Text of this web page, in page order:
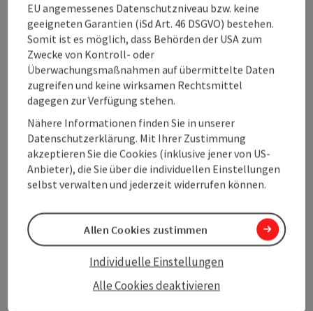
Durch die Fusion zum Tourismusverband Hausruckwald sind
im Gründungsjahr wichtige strukturelle Aufgaben zu
bewältigen. Langfristiges Ziel ist es, den Tourismusverband
Hausruckwald in der Region als Servicestelle und wichtigen
Institutionen zu etablieren. Ab August 2020 verfügt der
Verband über den ersten E-Coach, der die Betriebe bei Fragen
zu digitalen Themen unterstützen wird. Das E-Meldewesen
wird in allen Gemeinden umgesetzt und soll sowohl für die
Betriebe als auch für die Verwaltungsbehörden eine
Persönlich ist es Elias Gavino-Schlager ein Anliegen,
dem Tourismus in der Region einen höheren Stellenwert zu
geben. Die Einheimischen sollen erfahren hinter welchen
Veranstaltungen, Initiativen und Projekten der
Tourismusverband steckt. Das Bewusstsein für den
EU angemessenes Datenschutzniveau bzw. keine
geeigneten Garantien (iSd Art. 46 DSGVO) bestehen.
Somit ist es möglich, dass Behörden der USA zum
Zwecke von Kontroll- oder
Überwachungsmaßnahmen auf übermittelte Daten
zugreifen und keine wirksamen Rechtsmittel
dagegen zur Verfügung stehen.
Nähere Informationen finden Sie in unserer
Datenschutzerklärung. Mit Ihrer Zustimmung
akzeptieren Sie die Cookies (inklusive jener von US-
Anbieter), die Sie über die individuellen Einstellungen
selbst verwalten und jederzeit widerrufen können.
Alle Cookies deaktivieren
Individuelle Einstellungen
Allen Cookies zustimmen